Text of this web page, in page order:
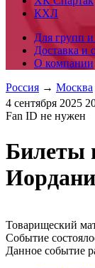
КХЛ
Для групп
Доставка и
О компании
Россия → Москва
4 сентября 2025
Fan ID не нужен
Билеты
Товарищеский
Событие
Данное событие